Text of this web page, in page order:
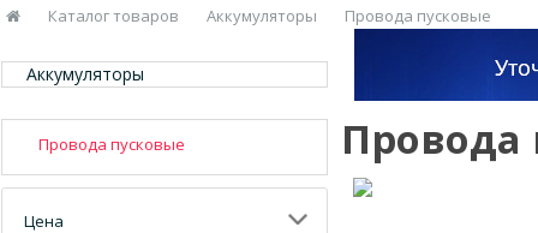
Каталог товаров Аккумуляторы Провода пусковые
Аккумуляторы
Провода пусковые
Цена
Провода